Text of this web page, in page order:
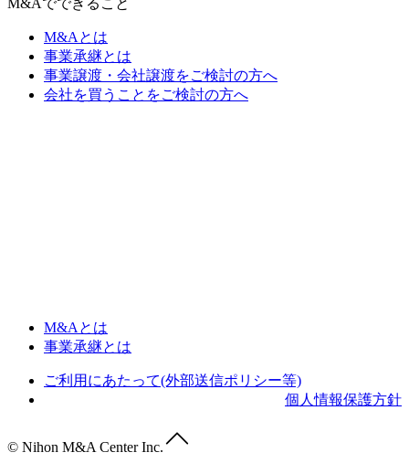
M&Aでできること
M&Aとは
事業承継とは
事業譲渡・会社譲渡をご検討の方へ
会社を買うことをご検討の方へ
M&Aとは
事業承継とは
ご利用にあたって(外部送信ポリシー等)
個人情報保護方針
© Nihon M&A Center Inc.